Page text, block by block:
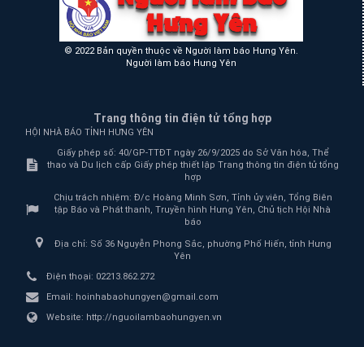
© 2022 Bản quyền thuộc về Người làm báo Hưng Yên.
Người làm báo Hưng Yên
Trang thông tin điện tử tổng hợp
HỘI NHÀ BÁO TỈNH HƯNG YÊN
Giấy phép số: 40/GP-TTĐT ngày 26/9/2025 do Sở Văn hóa, Thể
thao và Du lịch cấp Giấy phép thiết lập Trang thông tin điện tử tổng
hợp
Chịu trách nhiệm: Đ/c Hoàng Minh Sơn, Tỉnh ủy viên, Tổng Biên
tập Báo và Phát thanh, Truyền hình Hưng Yên, Chủ tịch Hội Nhà
báo
Địa chỉ: Số 36 Nguyễn Phong Sắc, phường Phố Hiến, tỉnh Hưng
Yên
Điện thoại: 02213.862.272
Email: hoinhabaohungyen@gmail.com
Website: http://nguoilambaohungyen.vn